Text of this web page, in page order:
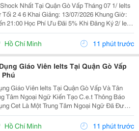
Nhất Tại Quận Gò Vấp Tháng 07 1/ Ielts
13/07/2026 Khung Giờ:
5% Khi Đăng Ký 2/ Ielts
07/2026 Khung Giờ:
18:00 Đến 21:00 ...
Hồ Chí Minh 11 phút trước
Giáo Viên Ielts Tại Quận Gò Vấp
Phú
Giáo Viên Ielts Tại Quận Gò Vấp Và Tân
Ngữ Đã Được
16 Năm Chuyên Về Chương Trình Anh Văn
Học Thuật Ielts &Ndash; Toefl Ibt. Trung Tâm...
Hồ Chí Minh 11 phút trước